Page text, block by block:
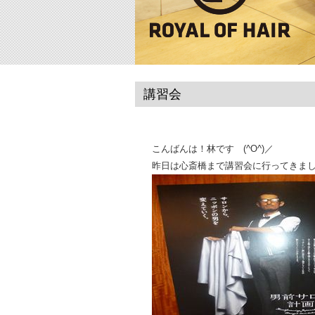
講習会
こんばんは！林です (^O^)／
昨日は心斎橋まで講習会に行ってきま